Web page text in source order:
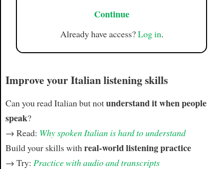
Continue
Already have access?Log in.
Improve your Italian listening skills
Can you read Italian but notunderstand it when people
speak?
→ Read: Why spoken Italian is hard to understand
Build your skills with real-world listening practice
→ Try: Practice with audio and transcripts